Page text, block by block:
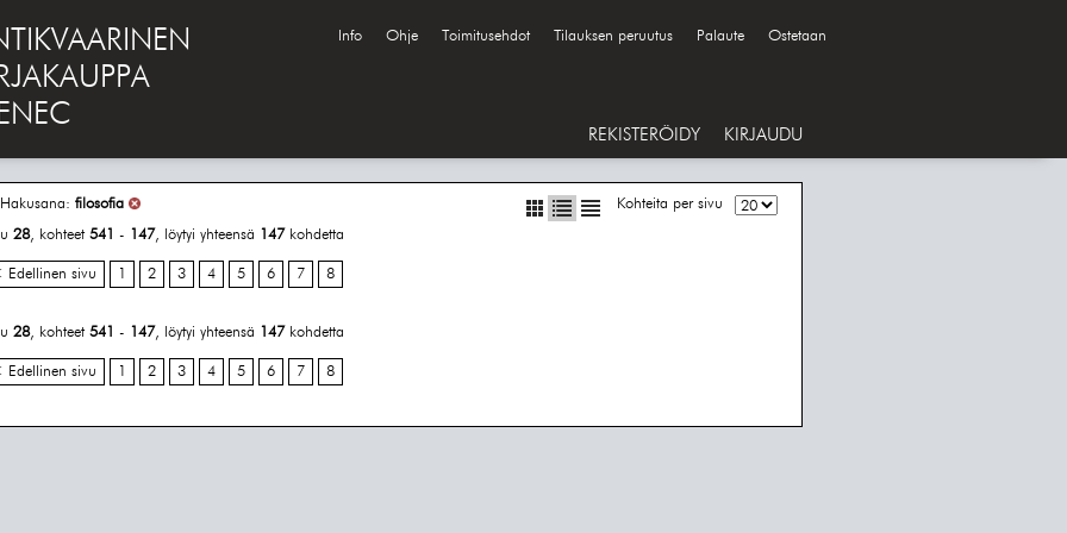
Info Ohje Toimitusehdot Tilauksen peruutus Palaute Ostetaan
REKISTERÖIDY KIRJAUDU
Kohteita per sivu
filosofia
28, kohteet 541 - 147, löytyi yhteensä 147 kohdetta
Edellinen sivu 1 2 3 4 5 6 7 8
28, kohteet 541 - 147, löytyi yhteensä 147 kohdetta
Edellinen sivu 1 2 3 4 5 6 7 8